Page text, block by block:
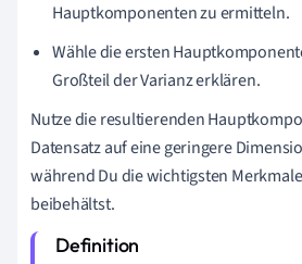
Hauptkomponenten zu ermitteln.
Wähle die ersten
Großteil der Varianz erklären.
Nutze die resultierenden
Datensatz auf eine geringere
während Du die wichtigsten
beibehältst.